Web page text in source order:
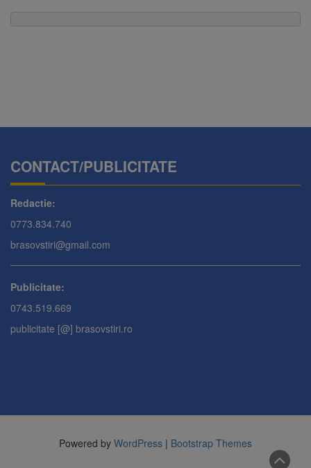
CONTACT/PUBLICITATE
Redactie:
0773.834.740
brasovstiri@gmail.com
Publicitate:
0743.519.669
publicitate [@] brasovstiri.ro
Powered by WordPress | Bootstrap Themes